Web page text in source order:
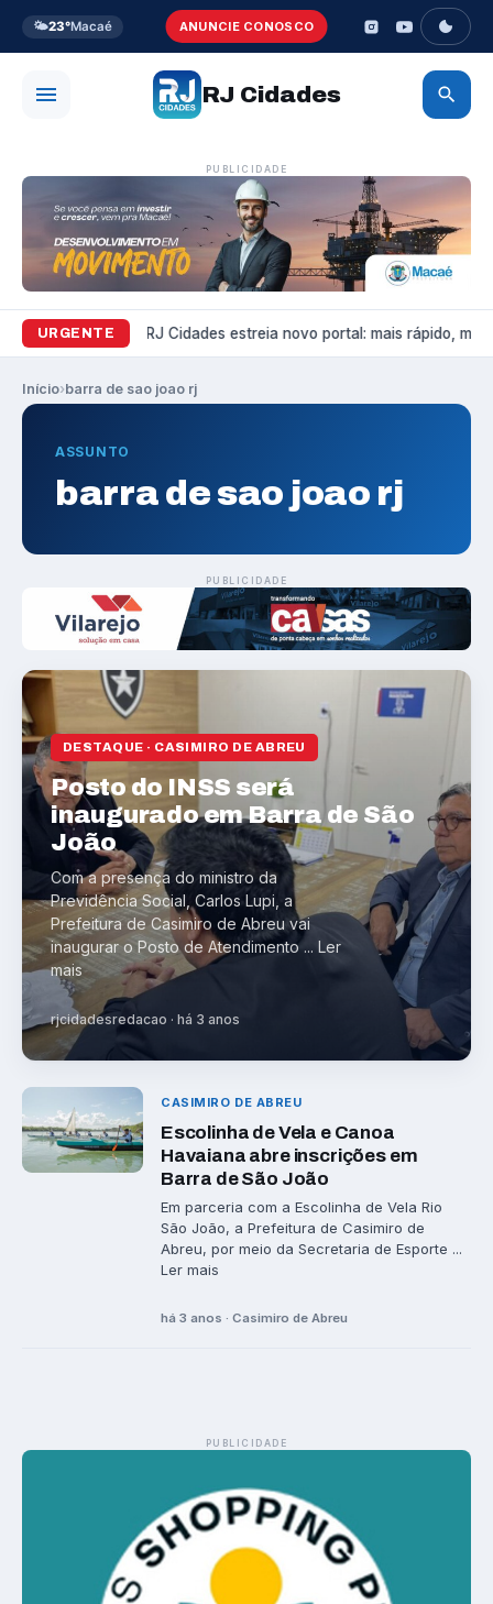
🌤️23°Macaé ANUNCIE CONOSCO
RJ Cidades
PUBLICIDADE
URGENTE
Variedades RJ Cidades estreia novo portal: mais rápido,
Início›barra de sao joao rj
ASSUNTO
barra de sao joao rj
PUBLICIDADE
DESTAQUE · CASIMIRO DE ABREU
Posto do INSS será
inaugurado em Barra de São
João
Com a presença do ministro da
Previdência Social, Carlos Lupi, a
Prefeitura de Casimiro de Abreu vai
inaugurar o Posto de Atendimento ... Ler
mais
rjcidadesredacao · há 3 anos
CASIMIRO DE ABREU
Escolinha de Vela e Canoa
Havaiana abre inscrições em
Barra de São João
Em parceria com a Escolinha de Vela Rio
São João, a Prefeitura de Casimiro de
Abreu, por meio da Secretaria de Esporte ...
Ler mais
há 3 anos · Casimiro de Abreu
PUBLICIDADE